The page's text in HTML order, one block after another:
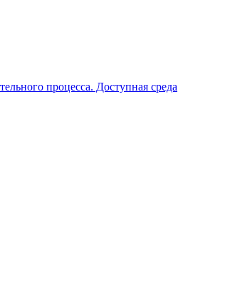
процесса. Доступная среда